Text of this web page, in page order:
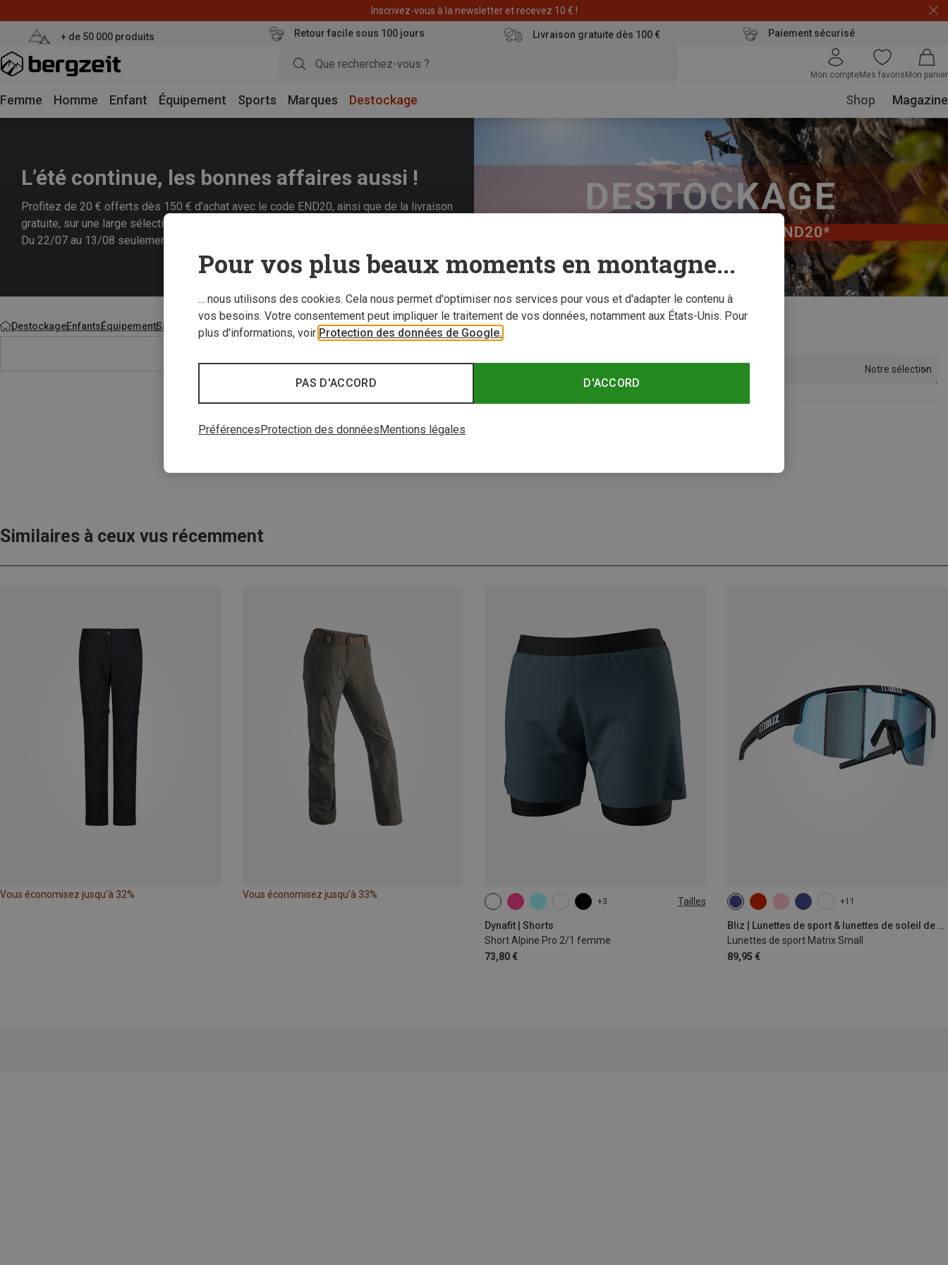
Déstockage : 20 € offerts avec le code END20
+ de 50 000 produits Retour facile sous 100 jours Livraison gratuite dès 100 € Paiement sécurisé
Mon compteMes favoris Mon panier
Femme Homme Enfant Équipement Sports Marques Destockage Shop Magazine
L’été continue, les bonnes affaires aussi !
Profitez de 20 € offerts dès 150 € d’achat avec le code END20, ainsi que de la livraison
gratuite, sur une large sélection d’articles déjà remisés.
Du 22/07 au 13/08 seulement : stocks limités, faites vite !
DestockageEnfantsÉquipementSacs à dos & sacs
Notre sélection
Similaires à ceux vus récemment
Vous économisez jusqu'à 32% Vous économisez jusqu'à 33%
+3 Tailles
Dynafit | Shorts
Short Alpine Pro 2/1 femme
73,80 €
XS S M XL
+11
Bliz | Lunettes de sport & lunettes de soleil de sport
Lunettes de sport Matrix Small
89,95 €
Pour vos plus beaux moments en montagne...
... nous utilisons des cookies. Cela nous permet d'optimiser nos services pour vous et d'adapter le contenu à
vos besoins. Votre consentement peut impliquer le traitement de vos données, notamment aux États-Unis. Pour
plus d'informations, voir Protection des données de Google.
D'ACCORD
PAS D'ACCORD
PréférencesProtection des donnéesMentions légales